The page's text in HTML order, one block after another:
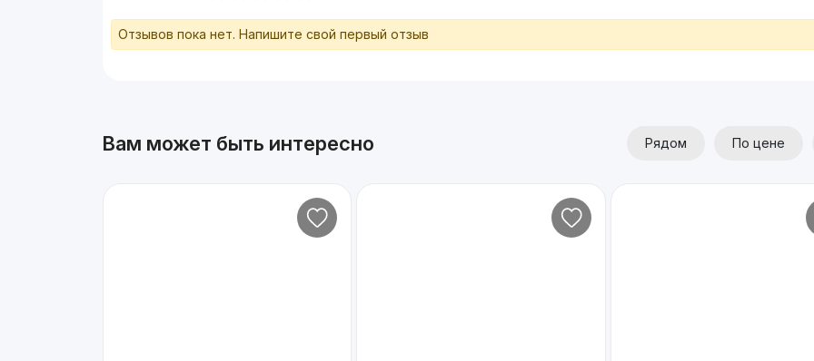
Отзывов пока нет. Напишите свой первый отзыв
Вам может быть интересно Рядом По цене